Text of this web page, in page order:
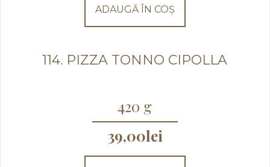
ADAUGĂ ÎN COȘ
114. PIZZA TONNO CIPOLLA
420 g
39,00lei